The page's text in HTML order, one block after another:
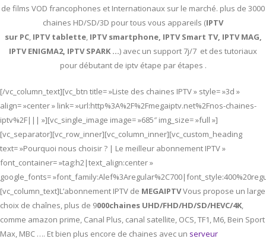
de films VOD francophones et Internationaux sur le marché. plus de 3000
chaines HD/SD/3D pour tous vous appareils (IPTV
sur PC, IPTVtablette, IPTVsmartphone, IPTV Smart TV, IPTV MAG,
IPTV ENIGMA2, IPTV SPARK …) avec un support 7j/7 et des tutoriaux
pour débutant de iptv étape par étapes .
[/vc_column_text][vc_btn title= »Liste des chaines IPTV » style= »3d »
align= »center » link= »url:http%3A%2F%2Fmegaiptv.net%2Fnos-chaines-
iptv%2F||| »][vc_single_image image= »685″ img_size= »full »]
[vc_separator][vc_row_inner][vc_column_inner][vc_custom_heading
text= »Pourquoi nous choisir ? | Le meilleur abonnement IPTV »
font_container= »tag:h2|text_align:center »
google_fonts=
[vc_column_text]L’abonnement IPTV de MEGAIPTVVous propose un large
choix de chaînes, plus de 9000chaines UHD/FHD/HD/SD/HEVC/4K,
comme amazon prime, Canal Plus, canal satellite, OCS, TF1, M6, Bein Sport
Max, MBC …. Et bien plus encore de chaines avec un serveur